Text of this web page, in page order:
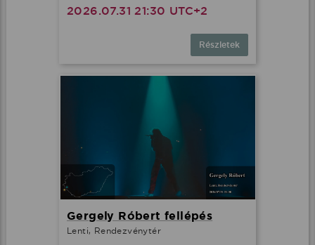
2026.07.31 21:30 UTC+2
Részletek
Gergely Róbert fellépés
Lenti, Rendezvénytér